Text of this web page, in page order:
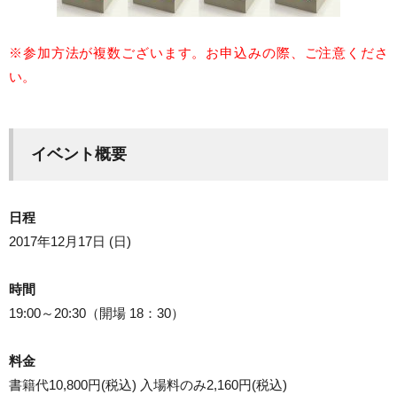
※参加方法が複数ございます。お申込みの際、ご注意くださ
い。
イベント概要
日程
2017年12月17日 (日)
時間
19:00～20:30（開場 18：30）
料金
書籍代10,800円(税込) 入場料のみ2,160円(税込)